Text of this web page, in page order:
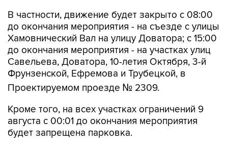
В частности, движение будет закрыто с 08:00
до окончания мероприятия - на съезде с улицы
Хамовнический Вал на улицу Доватора; с 15:00
до окончания мероприятия - на участках улиц
Савельева, Доватора, 10-летия Октября, 3-й
Фрунзенской, Ефремова и Трубецкой, в
Проектируемом проезде № 2309.
Кроме того, на всех участках ограничений 9
августа с 00:01 до окончания мероприятия
будет запрещена парковка.